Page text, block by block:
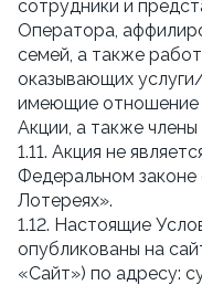
сотрудники и
Оператора,
семей, а также
оказывающих
имеющие отношение
Акции, а также члены
1.11. Акция не
Федеральном
Лотереях».
1.12. Настоящие
опубликованы на
«Сайт») по адресу: